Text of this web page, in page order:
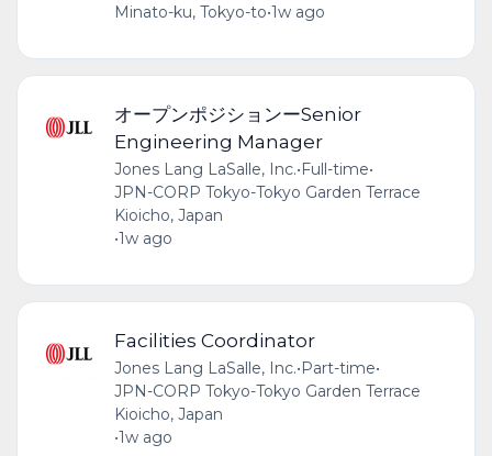
Minato-ku, Tokyo-to•1w ago
オープンポジションーSenior
Engineering Manager
Jones Lang LaSalle, Inc.•Full-time•
JPN-CORP Tokyo-Tokyo Garden Terrace
Kioicho, Japan
•1w ago
Facilities Coordinator
Jones Lang LaSalle, Inc.•Part-time•
JPN-CORP Tokyo-Tokyo Garden Terrace
Kioicho, Japan
•1w ago